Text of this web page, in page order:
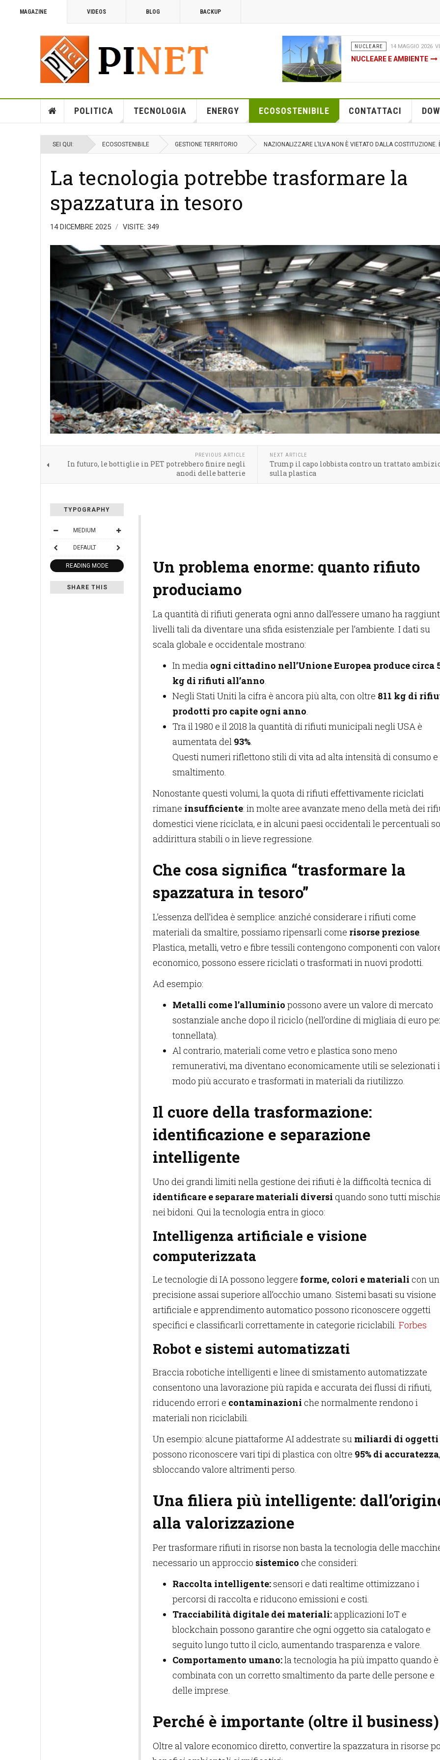
MAGAZINE VIDEOS BLOG BACKUP
DA FONTI RINNOVABILI 04
CHE COS’È DAVVERO IL
POLITICA TECNOLOGIA ENERGY ECOSOSTENIBILE CONTATTACI
SEI QUI: ECOSOSTENIBILE GESTIONE TERRITORIO NAZIONALIZZARE L’ILVA NON È VIETATO DALLA
La tecnologia potrebbe trasformare la
spazzatura in tesoro
14 DICEMBRE 2025 VISITE: 349
PREVIOUS ARTICLE
In futuro, le bottiglie in PET potrebbero finire negli
anodi delle batterie
NEXT ARTICLE
Trump il capo lobbista contro un trattato
sulla plastica
TYPOGRAPHY
MEDIUM
DEFAULT
READING MODE
SHARE THIS
Un problema enorme: quanto rifiuto
produciamo
La quantità di rifiuti generata ogni anno dall’essere umano ha
livelli tali da diventare una sfida esistenziale per l’ambiente. I dati su
scala globale e occidentale mostrano:
In media ogni cittadino nell’Unione Europea produce circa
kg di rifiuti all’anno.
Negli Stati Uniti la cifra è ancora più alta, con oltre 811 kg di
prodotti pro capite ogni anno.
Tra il 1980 e il 2018 la quantità di rifiuti municipali negli USA è
aumentata del 93%.
Questi numeri riflettono stili di vita ad alta intensità di consumo
smaltimento.
Nonostante questi volumi, la quota di rifiuti effettivamente riciclati
rimane insufficiente: in molte aree avanzate meno della metà dei
domestici viene riciclata, e in alcuni paesi occidentali le percentuali
addirittura stabili o in lieve regressione.
Che cosa significa “trasformare la
spazzatura in tesoro”
L’essenza dell’idea è semplice: anziché considerare i rifiuti come
materiali da smaltire, possiamo ripensarli come risorse preziose.
Plastica, metalli, vetro e fibre tessili contengono componenti con
economico, possono essere riciclati o trasformati in nuovi prodotti.
Ad esempio:
Metalli come l’alluminio possono avere un valore di mercato
sostanziale anche dopo il riciclo (nell’ordine di migliaia di euro
tonnellata).
Al contrario, materiali come vetro e plastica sono meno
remunerativi, ma diventano economicamente utili se selezionati
modo più accurato e trasformati in materiali da riutilizzo.
Il cuore della trasformazione:
identificazione e separazione
intelligente
Uno dei grandi limiti nella gestione dei rifiuti è la difficoltà tecnica di
identificare e separare materiali diversi quando sono tutti
nei bidoni. Qui la tecnologia entra in gioco:
Intelligenza artificiale e visione
computerizzata
Le tecnologie di IA possono leggere forme, colori e materiali con
precisione assai superiore all’occhio umano. Sistemi basati su visione
artificiale e apprendimento automatico possono riconoscere oggetti
specifici e classificarli correttamente in categorie riciclabili. Forbes
Robot e sistemi automatizzati
Braccia robotiche intelligenti e linee di smistamento automatizzate
consentono una lavorazione più rapida e accurata dei flussi di rifiuti,
riducendo errori e contaminazioni che normalmente rendono i
materiali non riciclabili.
Un esempio: alcune piattaforme AI addestrate su miliardi di oggetti
possono riconoscere vari tipi di plastica con oltre 95% di accuratezza,
sbloccando valore altrimenti perso.
Una filiera più intelligente:
alla valorizzazione
Per trasformare rifiuti in risorse non basta la tecnologia delle
necessario un approccio sistemico che consideri:
Raccolta intelligente:sensori e dati realtime ottimizzano i
percorsi di raccolta e riducono emissioni e costi.
Tracciabilità digitale dei materiali:applicazioni IoT e
blockchain possono garantire che ogni oggetto sia catalogato e
seguito lungo tutto il ciclo, aumentando trasparenza e valore.
Comportamento umano:la tecnologia ha più impatto quando è
combinata con un corretto smaltimento da parte delle persone e
delle imprese.
Perché è importante (oltre il business)
Oltre al valore economico diretto, convertire la spazzatura in risorse